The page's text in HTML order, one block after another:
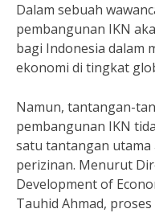
Dalam sebuah
pembangunan IKN
bagi Indonesia dalam
ekonomi di tingkat
Namun, tantangan-
pembangunan IKN
satu tantangan utama
perizinan. Menurut
Development of
Tauhid Ahmad,